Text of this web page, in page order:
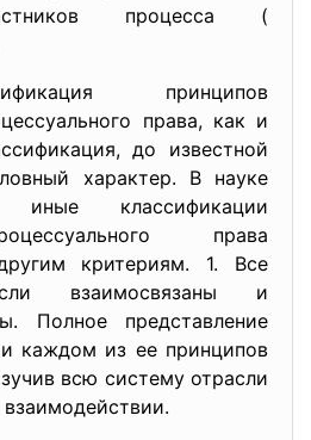
процесса (
принципов
права, как и
до известной
характер. В науке
классификации
права
критериям. 1. Все
взаимосвязаны и
Полное представление
каждом из ее принципов
всю систему отрасли